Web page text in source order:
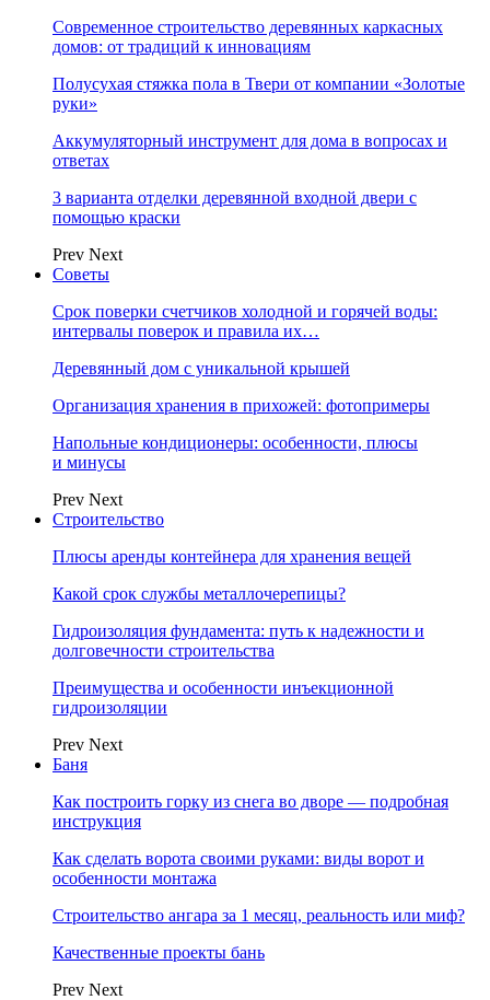
Современное строительство деревянных каркасных
домов: от традиций к инновациям
Полусухая стяжка пола в Твери от компании «Золотые
руки»
Аккумуляторный инструмент для дома в вопросах и
ответах
3 варианта отделки деревянной входной двери с
помощью краски
Prev Next
Советы
Срок поверки счетчиков холодной и горячей воды:
интервалы поверок и правила их…
Деревянный дом с уникальной крышей
Организация хранения в прихожей: фотопримеры
Напольные кондиционеры: особенности, плюсы
и минусы
Prev Next
Строительство
Плюсы аренды контейнера для хранения вещей
Какой срок службы металлочерепицы?
Гидроизоляция фундамента: путь к надежности и
долговечности строительства
Преимущества и особенности инъекционной
гидроизоляции
Prev Next
Баня
Как построить горку из снега во дворе — подробная
инструкция
Как сделать ворота своими руками: виды ворот и
особенности монтажа
Строительство ангара за 1 месяц, реальность или миф?
Качественные проекты бань
Prev Next